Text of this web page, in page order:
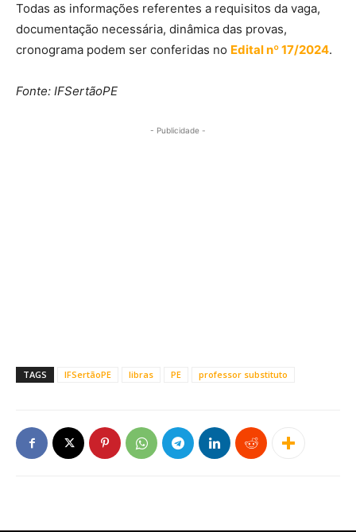
Todas as informações referentes a requisitos da vaga,
documentação necessária, dinâmica das provas,
cronograma podem ser conferidas no Edital nº 17/2024.
Fonte: IFSertãoPE
- Publicidade -
TAGS IFSertãoPE libras PE professor substituto